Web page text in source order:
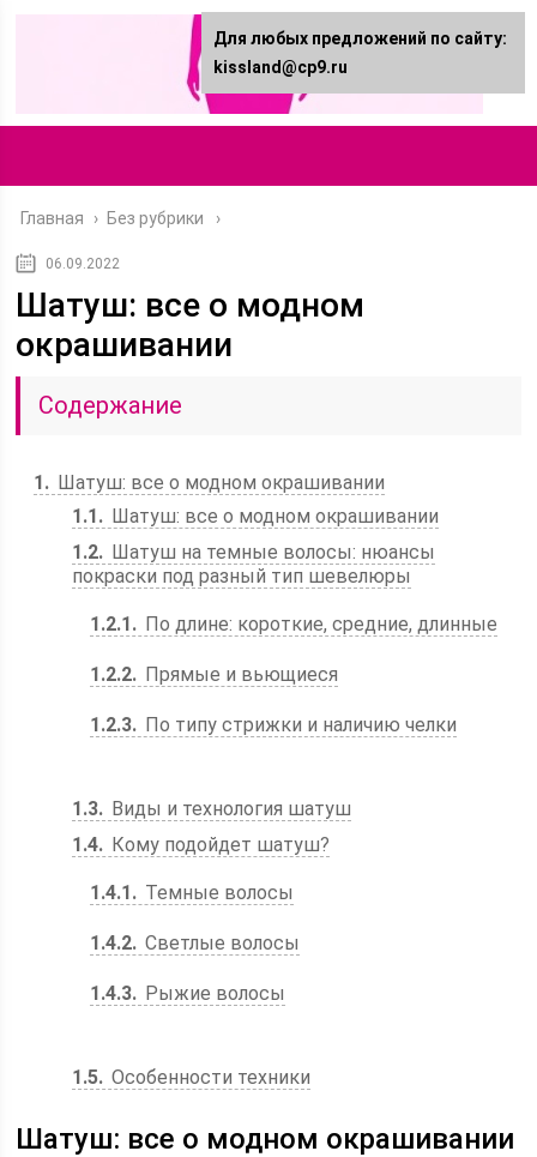
Главная › Без рубрики
06.09.2022
Шатуш: все о модном
окрашивании
Содержание
1
Шатуш: все о модном окрашивании
1.1
Шатуш: все о модном окрашивании
1.2
Шатуш на темные волосы: нюансы
покраски под разный тип шевелюры
1.2.1 По длине: короткие, средние, длинные
1.2.2 Прямые и вьющиеся
1.2.3 По типу стрижки и наличию челки
1.3
Виды и технология шатуш
1.4
Кому подойдет шатуш?
1.4.1 Темные волосы
1.4.2 Светлые волосы
1.4.3 Рыжие волосы
1.5 Особенности техники
Шатуш: все о модном окрашивании
Для любых предложений по сайту:
kissland@cp9.ru